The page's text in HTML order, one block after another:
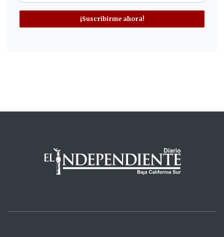
¡Suscribirme ahora!